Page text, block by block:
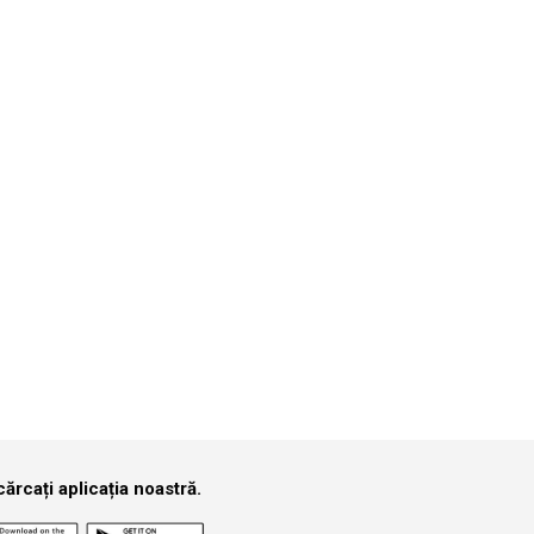
aplicația noastră.
de perioadă.
care îl cauți.